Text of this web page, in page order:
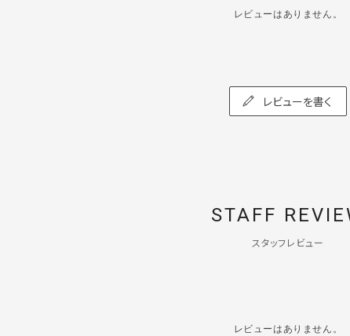
レビューはありません。
レビューを書く
STAFF
スタッフレビュー
レビューはありません。